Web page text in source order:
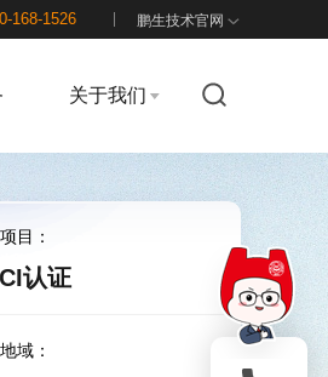
168-1526 鹏生技术官网
关于我们
目：
认证
域：